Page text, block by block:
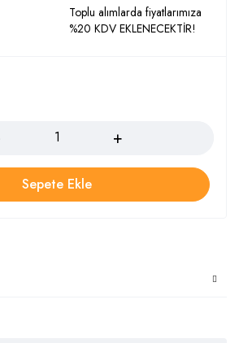
Toplu alımlarda fiyatlarımıza
%20 KDV EKLENECEKTİR!
Sepete Ekle